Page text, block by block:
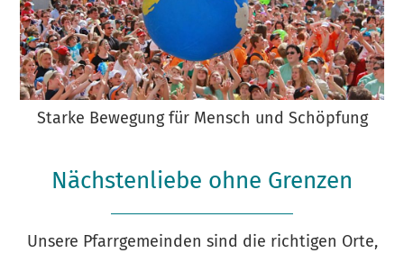
Starke Bewegung für Mensch und Schöpfung
Nächstenliebe ohne Grenzen
Unsere Pfarrgemeinden sind die richtigen Orte,